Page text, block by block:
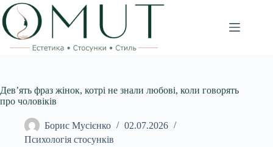
Перейти
до
вмісту
Дев’ять фраз жінок, котрі не знали любові, коли говорять
про чоловіків
Борис Мусієнко
02.07.2026
Психологія стосунків